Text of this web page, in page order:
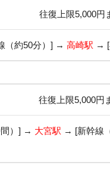
往復上限5,000円
（約50分）] → 高崎駅 → [
往復上限5,000円
）] → 大宮駅 → [新幹線